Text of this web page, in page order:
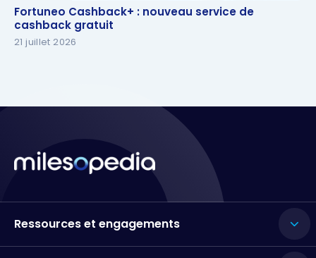
Fortuneo Cashback+ : nouveau service de
cashback gratuit
Fortuneo Cashback+ : nouveau service de
cashback gratuit
21 juillet 2026
Ressources et engagements